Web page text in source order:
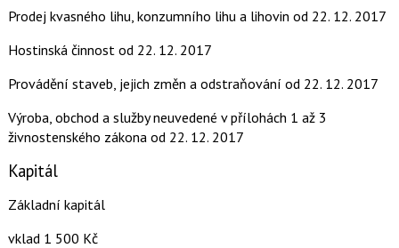
Prodej kvasného lihu, konzumního lihu a lihovin od 22. 12. 2017
Hostinská činnost od 22. 12. 2017
Provádění staveb, jejich změn a odstraňování od 22. 12. 2017
Výroba, obchod a služby neuvedené v přílohách 1 až 3
živnostenského zákona od 22. 12. 2017
Kapitál
Základní kapitál
vklad 1 500 Kč